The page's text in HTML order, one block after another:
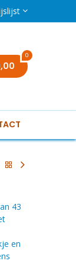
0
Boilers
43
en